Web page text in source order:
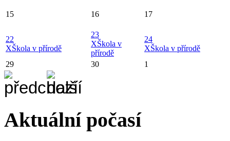
15 16 17
22
XŠkola v přírodě
23
XŠkola v
přírodě
24
XŠkola v přírodě
29
30 1
Aktuální počasí